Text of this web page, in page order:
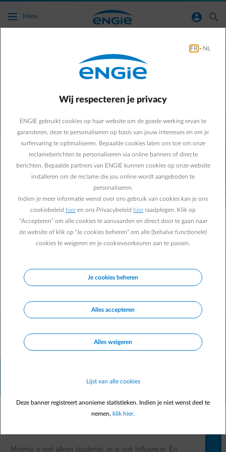
Ga naar de hoofdinhoud
Menu normal-account-circle search
minder koolstof
Om de toekomst van onze planeet veilig te
stellen, moeten we samen inzetten op een daling
van onze CO2-uitstoot. Denk je dat jouw
inspanningen weinig of geen impact hebben?
Niks is minder waar: samen kunnen we het
verschil maken!
Zij geloven erin.
Weergeven dia 2 van 7
morgen zeker zijn."
FR - NL
Wij respecteren je privacy
ENGIE gebruikt cookies op haar website om de goede werking ervan te
garanderen, deze te personaliseren op basis van jouw interesses en om je
surfervaring te optimaliseren. Bepaalde cookies laten ons toe om onze
reclameberichten te personaliseren via online banners of directe
berichten. Bepaalde partners van ENGIE kunnen cookies op onze website
installeren om de reclame die jou online wordt aangeboden te
personaliseren.
Indien je meer informatie wenst over ons gebruik van cookies kan je ons
cookiebeleid hier en ons Privacybeleid hier raadplegen. Klik op
“Accepteren” om alle cookies te aanvaarden en direct door te gaan naar
de website of klik op "Je cookies beheren" om alle (behalve functionele)
cookies te weigeren en je cookievoorkeuren aan te passen.
Je cookies beheren
Alles accepteren
Alles weigeren
Lijst van alle cookies
Deze banner registreert anonieme statistieken. Indien je niet wenst deel te
nemen, klik hier.